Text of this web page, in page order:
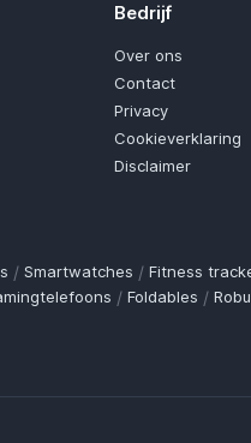
Bedrijf
Over ons
Contact
Privacy
Cookieverklaring
Disclaimer
/ Smartwatches / Fitness
/ Foldables /